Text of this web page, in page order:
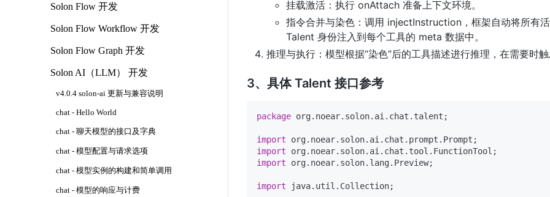
Solon Flow 开发
Solon Flow Workflow 开发
Solon Flow Graph 开发
Solon AI（LLM） 开发
v4.0.4 solon-ai 更新与兼容说明
chat - Hello World
chat - 聊天模型的接口及字典
chat - 模型配置与请求选项
chat - 模型实例的构建和简单调用
chat - 模型的响应与计费
挂载激活：执行 onAttach 准备上下文环境。
指令合并与染色：调用 injectInstruction，框架自动将所有
Talent 身份注入到每个工具的 meta 数据中。
推理与执行：模型根据“染色”后的工具描述进行推理，在需要时
3、具体 Talent 接口参考
package org.noear.solon.ai.chat.talent;
import
import
import org.noear.solon.lang.Preview;
import java.util.Collection;